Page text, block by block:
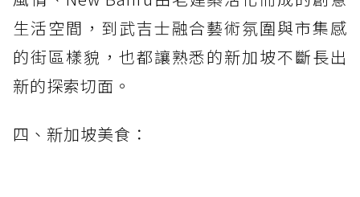
生活空間，到武吉士融合藝術氛圍與市集感
的街區樣貌，也都讓熟悉的新加坡不斷長出
新的探索切面。
四、新加坡美食：